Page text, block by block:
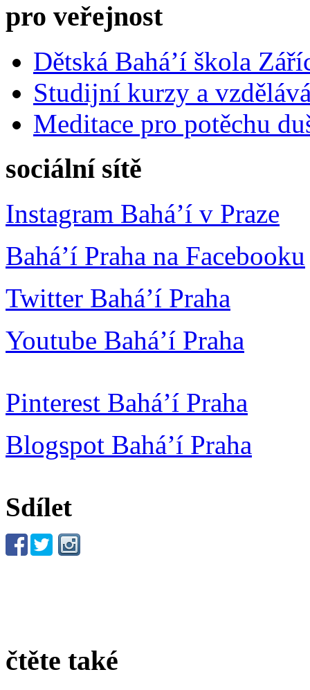
pro veřejnost
Dětská Bahá’í škola
Studijní kurzy a
Meditace pro potěchu
sociální sítě
Instagram Bahá’í v Praze
Bahá’í Praha na Facebooku
Twitter Bahá’í Praha
Youtube Bahá’í Praha
Pinterest Bahá’í Praha
Blogspot Bahá’í Praha
Sdílet
čtěte také